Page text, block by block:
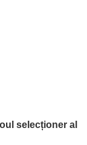
selecționer al